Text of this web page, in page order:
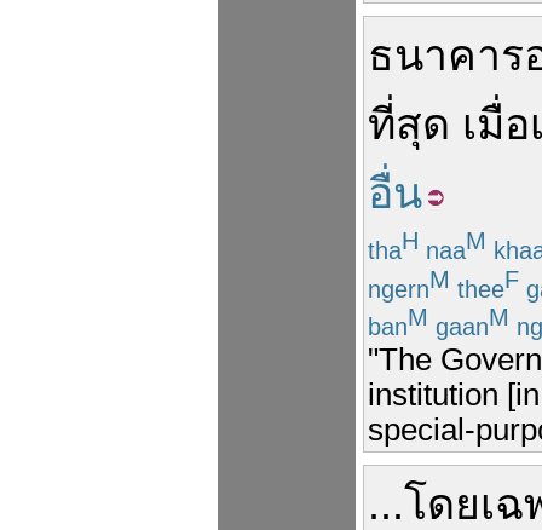
ธนาคาร
ที่สุด เมื่
อื่น
thaH naaM
ngernM theeF
banM gaanM
"The
institution
special-
...โดยเฉ